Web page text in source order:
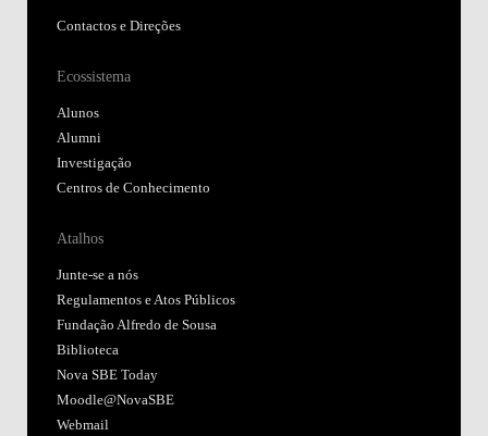
Contactos e Direções
Ecossistema
Alunos
Alumni
Investigação
Centros de Conhecimento
Atalhos
Junte-se a nós
Regulamentos e Atos Públicos
Fundação Alfredo de Sousa
Biblioteca
Nova SBE Today
Moodle@NovaSBE
Webmail